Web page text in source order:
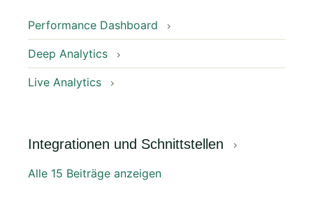
Performance Dashboard
Deep Analytics
Live Analytics
Integrationen und Schnittstellen
Alle 15 Beiträge anzeigen